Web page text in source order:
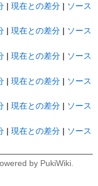
|現在との差分 | ソース
|現在との差分
ソース
|現在との差分
ソース
|現在との差分 | ソース
|現在との差分
ソース
|現在との差分
ソース
by PukiWiki.